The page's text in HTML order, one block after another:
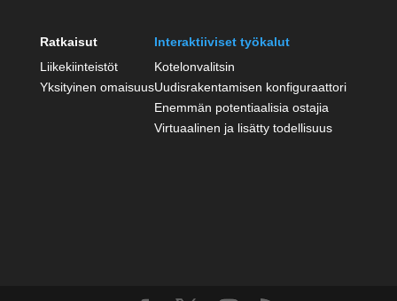
Ratkaisut
Liikekiinteistöt
Yksityinen omaisuus
Interaktiiviset työkalut
Kotelonvalitsin
Uudisrakentamisen konfiguraattori
Enemmän potentiaalisia ostajia
Virtuaalinen ja lisätty todellisuus